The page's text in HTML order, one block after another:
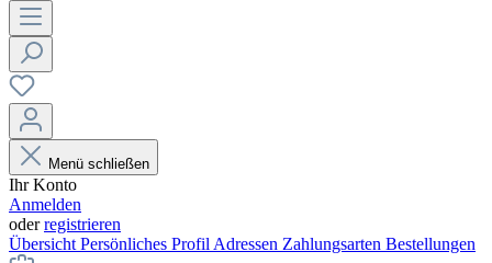
Menü schließen
Ihr Konto
Anmelden
oderregistrieren
Übersicht Persönliches Profil Adressen Zahlungsarten Bestellungen